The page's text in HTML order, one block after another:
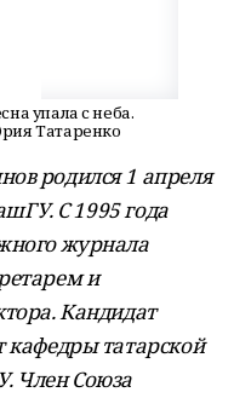
упала с неба.
Татаренко
родился 1 апреля
С 1995 года
журнала
и
Кандидат
кафедры татарской
Член Союза